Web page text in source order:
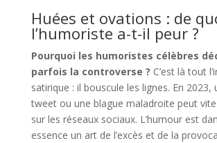
Huées et ovations : de
l’humoriste a-t-il peur ?
Pourquoi les humoristes célèbres
parfois la controverse ? C’est là tout
satirique : il bouscule les lignes. En 2023,
tweet ou une blague maladroite peut
sur les réseaux sociaux. L’humour est
essence un art de l’excès et de la